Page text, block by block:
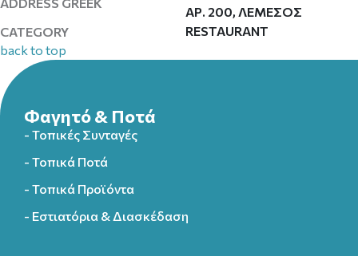
ΑΡ. 200, ΛΕΜΕΣΟΣ
CATEGORY
RESTAURANT
back to top
Φαγητό & Ποτά
- Τοπικές Συνταγές
- Τοπικά Ποτά
- Τοπικά Προϊόντα
- Εστιατόρια & Διασκέδαση